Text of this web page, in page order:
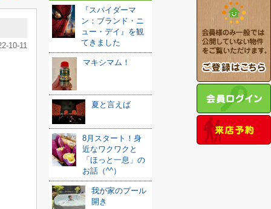
10-11
『スパイダーマ
ン：ブランド・ニ
ュー・デイ』を観
てきました️
マキシマム！
夏と言えば
8月スタート！身
近なワクワクと
「ほっと一息」の
お話（^^）
我が家のプール
開き